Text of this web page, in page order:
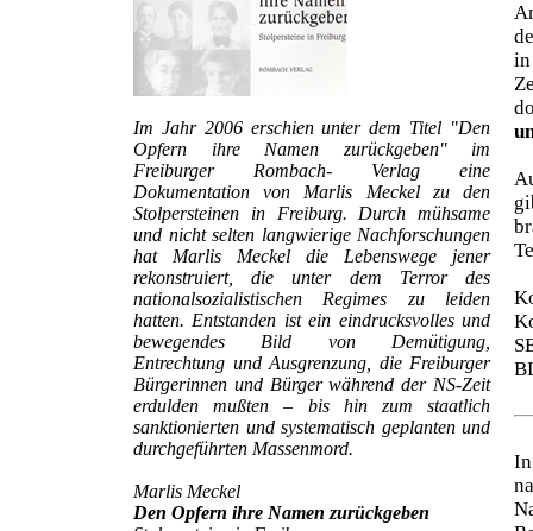
Im Jahr 2006 erschien unter dem Titel "Den
Opfern ihre Namen zurückgeben" im
Freiburger Rombach- Verlag eine
Dokumentation von Marlis Meckel zu den
Stolpersteinen in Freiburg. Durch mühsame
und nicht selten langwierige Nachforschungen
hat Marlis Meckel die Lebenswege jener
rekonstruiert, die unter dem Terror des
nationalsozialistischen Regimes zu leiden
hatten. Entstanden ist ein eindrucksvolles und
bewegendes Bild von Demütigung,
Entrechtung und Ausgrenzung, die Freiburger
Bürgerinnen und Bürger während der NS-Zeit
erdulden mußten – bis hin zum staatlich
sanktionierten und systematisch geplanten und
durchgeführten Massenmord.
Marlis Meckel
Den Opfern ihre Namen zurückgeben